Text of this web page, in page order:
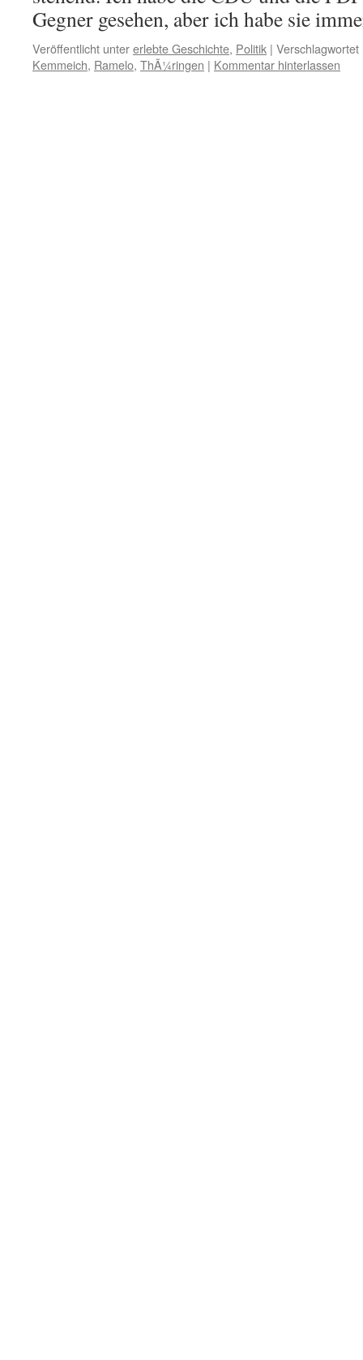
Gegner gesehen, aber ich habe sie
Veröffentlicht untererlebte Geschichte, Politik | Verschlagwortet
Kemmeich, Ramelo, ThÃ¼ringen | Kommentar hinterlassen